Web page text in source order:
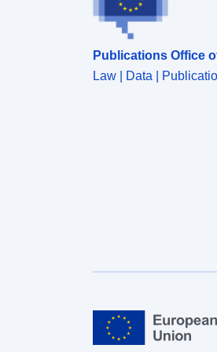
να λαμβάνει γνώση
μεθοδολογικών
συμπληρωματικής
το κάθε σύνολο
Publications Office
Law | Data |